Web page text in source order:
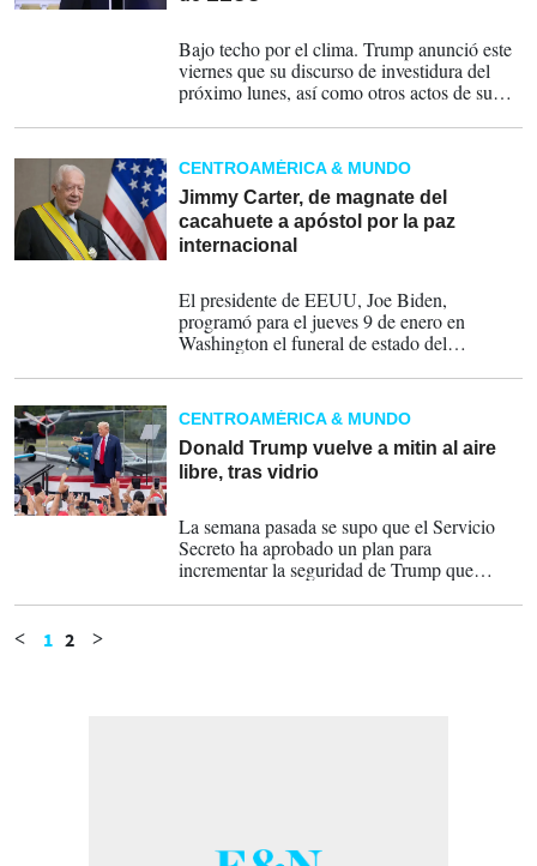
Bajo techo por el clima. Trump anunció este
viernes que su discurso de investidura del
próximo lunes, así como otros actos de su
Capitolio.
CENTROAMÉRICA & MUNDO
Jimmy Carter, de magnate del
cacahuete a apóstol por la paz
internacional
El presidente de EEUU, Joe Biden,
programó para el jueves 9 de enero en
Washington el funeral de estado del
Proclamó esa fecha como 'Día Nacional de
Luto en todo Estados Unidos' e invitó al
pueblo estadounidense a rendir homenaje a la
memoria del expresidente Carter.
CENTROAMÉRICA & MUNDO
Donald Trump vuelve a mitin al aire
libre, tras vidrio
La semana pasada se supo que el Servicio
Secreto ha aprobado un plan para
incrementar la seguridad de Trump que
blindado. Normalmente, esas láminas a
< 1 2 >